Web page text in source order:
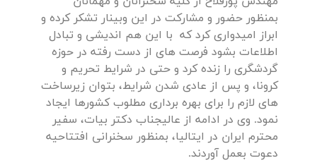
بمنظور حضور و مشارکت در این وبینار تشکر کرده و
ابراز امیدواری کرد که با این هم اندیشی و تبادل
اطلاعات بشود فرصت های از دست رفته در حوزه
گردشگری را زنده کرد و حتی در شرایط تحریم و
کرونا، و پس از عادی شدن شرایط، بتوان زیرساخت
های لازم را برای بهره برداری مطلوب کشورها ایجاد
نمود. وی در ادامه از عالیجناب دکتر بیات، سفیر
محترم ایران در ایتالیا، بمنظور سخنرانی افتتاحیه
دعوت بعمل آوردند.